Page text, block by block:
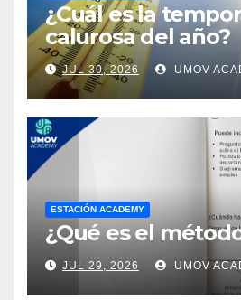
¿Cuál es la
calurosa del año?
JUL 30, 2026 UMOV
ESTACIÓN ACADEMY
¿Qué es el
JUL 29, 2026 UMOV